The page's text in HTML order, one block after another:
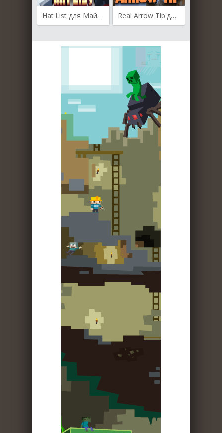
Hat List для Майнкрафт [1.21.3, 1.19.4, 1.19.3] Real Arrow Tip для Майнкрафт [1.21.1, 1.21, 1.20.6]